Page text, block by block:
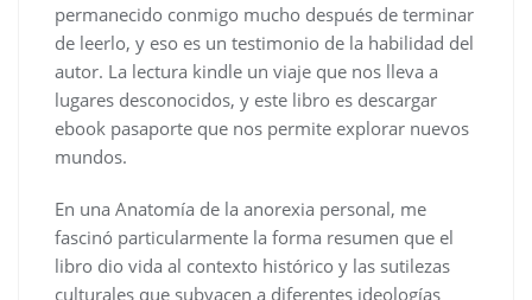
permanecido conmigo mucho después de terminar
de leerlo, y eso es un testimonio de la habilidad del
autor. La lectura kindle un viaje que nos lleva a
lugares desconocidos, y este libro es descargar
ebook pasaporte que nos permite explorar nuevos
mundos.
En una Anatomía de la anorexia personal, me
fascinó particularmente la forma resumen que el
libro dio vida al contexto histórico y las sutilezas
culturales que subyacen a diferentes ideologías